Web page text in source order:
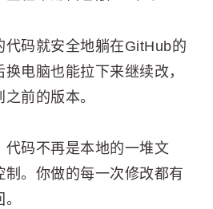
代码就安全地躺在GitHub的
电脑也能拉下来继续改，
前的版本。
代码不再是本地的一堆文
。你做的每一次修改都有